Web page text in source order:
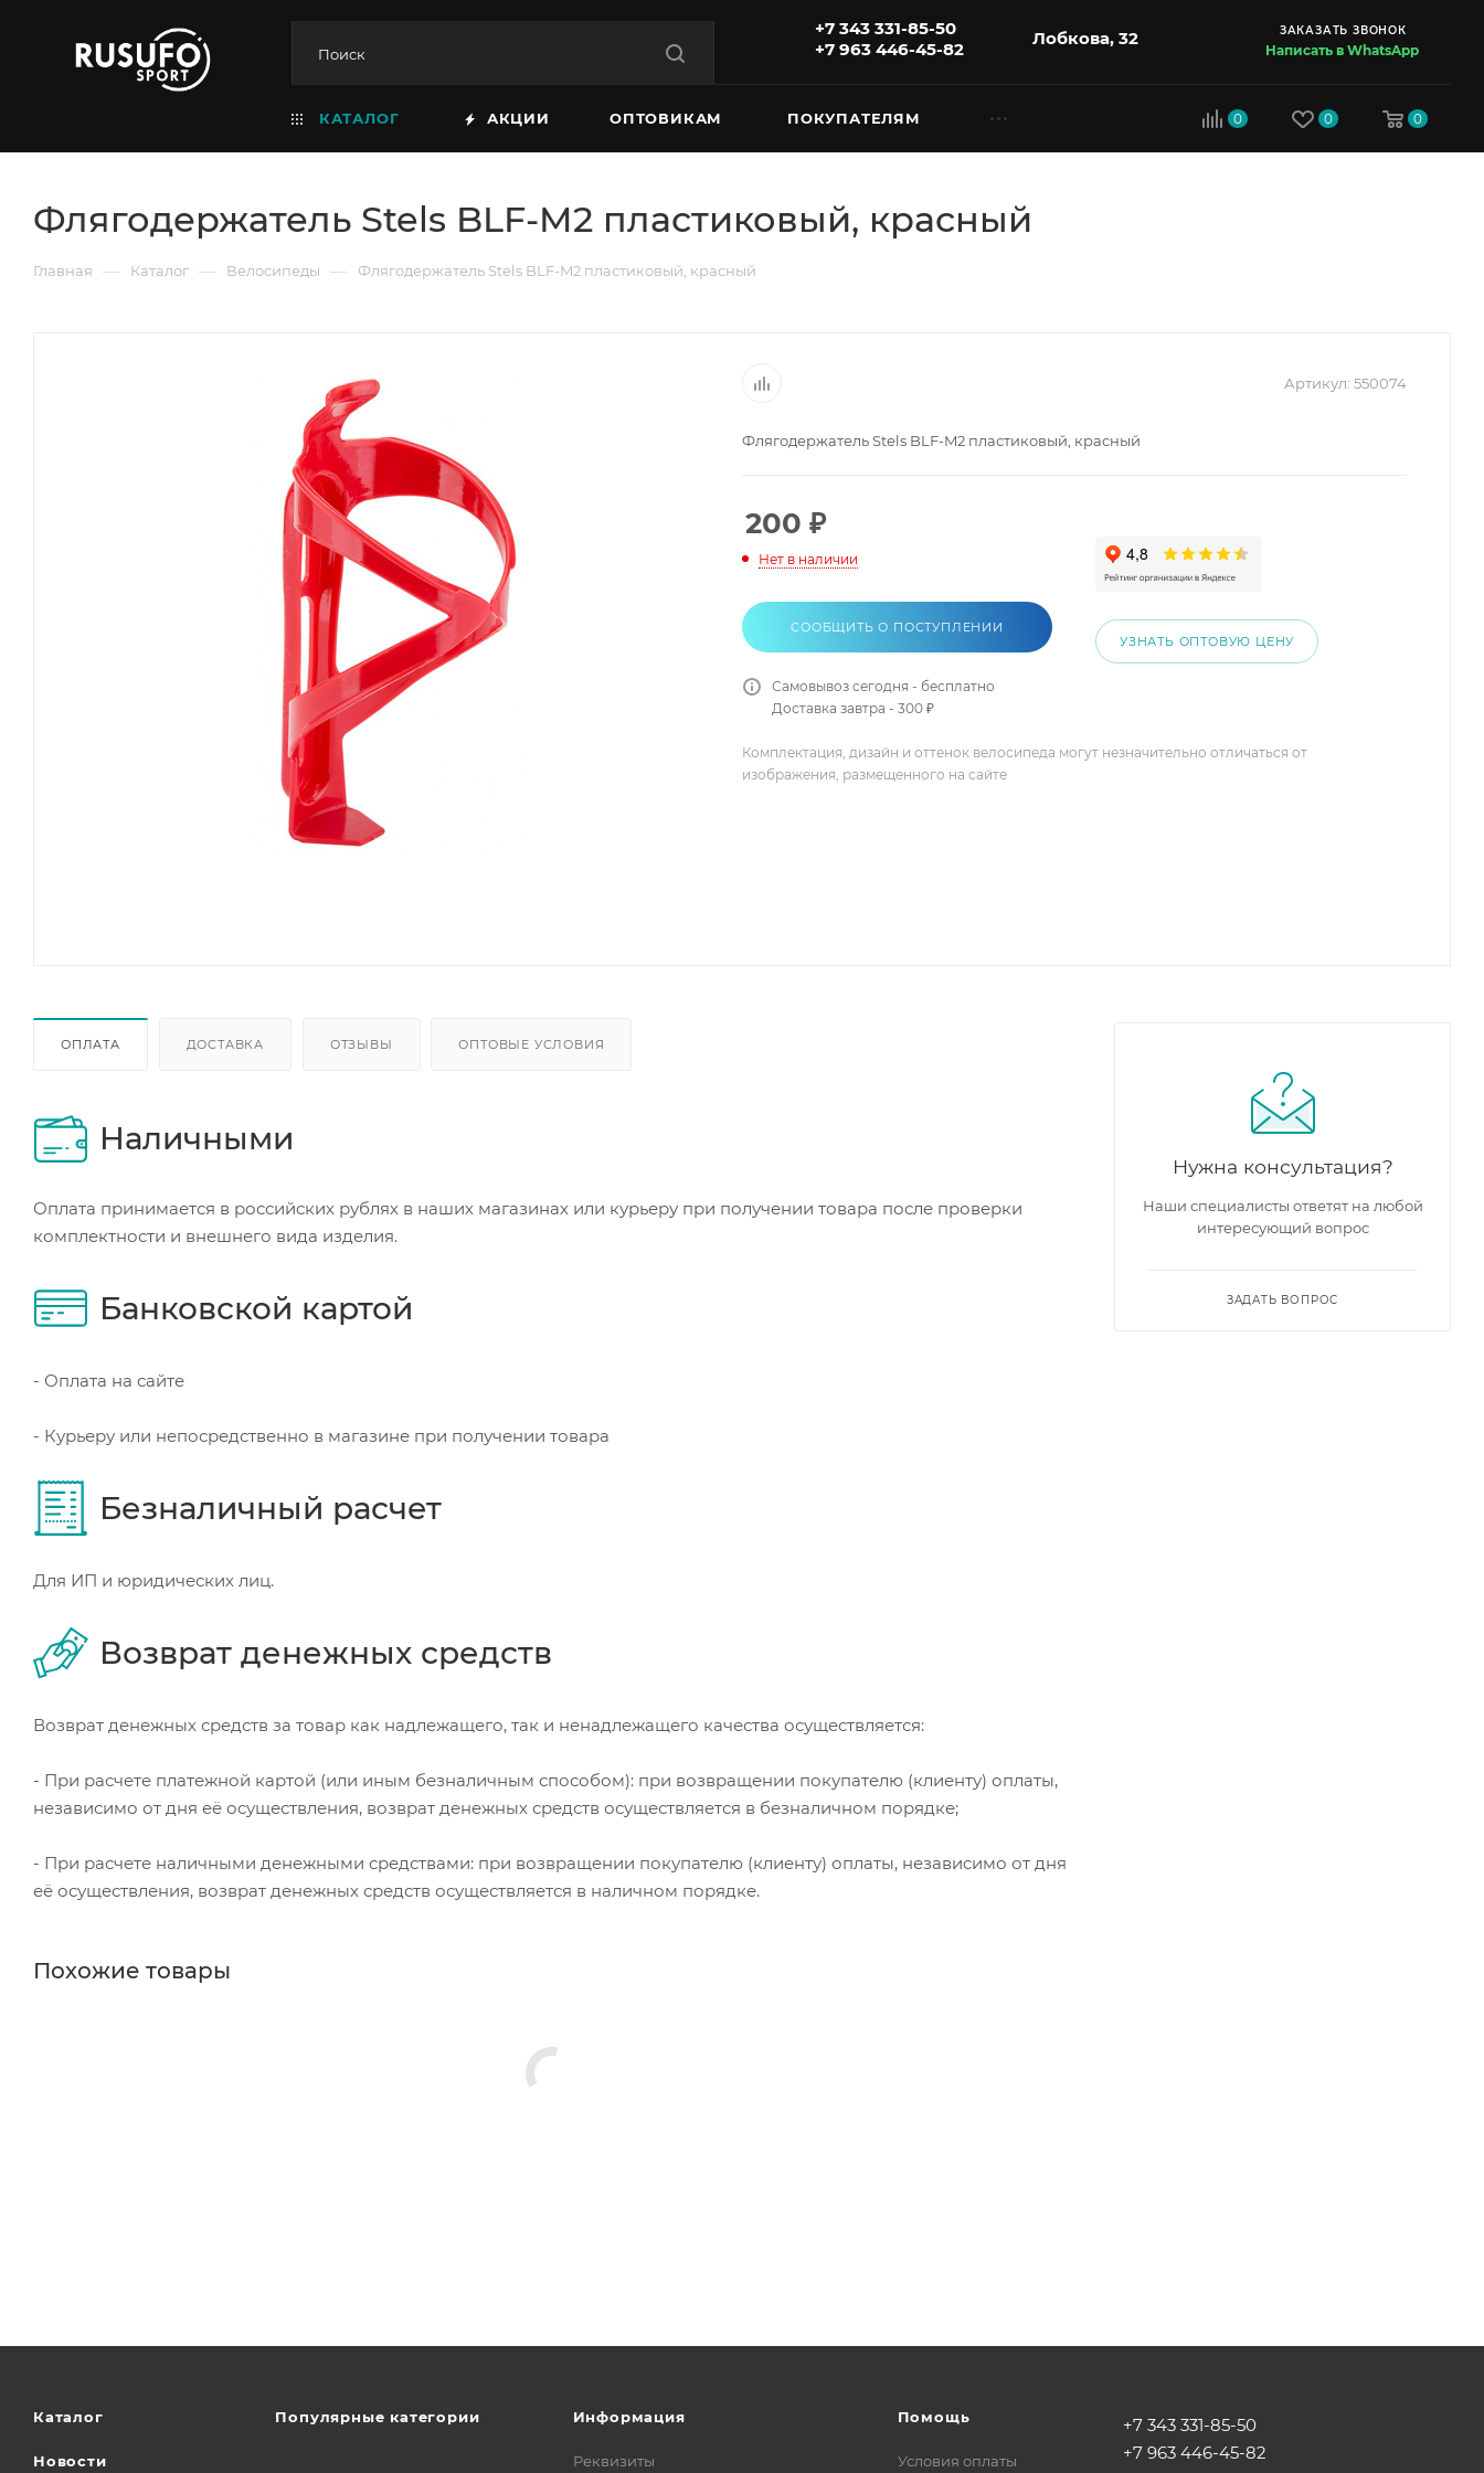
+7 343 331-85-50
+7 963 446-45-82
Лобкова, 32 ЗАКАЗАТЬ ЗВОНОК
Написать в WhatsApp
0 0 0
КАТАЛОГ АКЦИИ ОПТОВИКАМ ПОКУПАТЕЛЯМ
Флягодержатель Stels BLF-M2 пластиковый, красный
Главная — Каталог — Велосипеды — Флягодержатель Stels BLF-M2 пластиковый, красный
Артикул: 550074
Флягодержатель Stels BLF-M2 пластиковый, красный
200 ₽
Нет в наличии
СООБЩИТЬ О ПОСТУПЛЕНИИ
Самовывоз сегодня - бесплатно
Доставка завтра - 300 ₽
УЗНАТЬ ОПТОВУЮ ЦЕНУ
Комплектация, дизайн и оттенок велосипеда могут незначительно отличаться от
изображения, размещенного на сайте
ОПЛАТА ДОСТАВКА ОТЗЫВЫ ОПТОВЫЕ УСЛОВИЯ
Наличными
Оплата принимается в российских рублях в наших магазинах или курьеру при получении товара после проверки
комплектности и внешнего вида изделия.
Банковской картой
- Оплата на сайте
- Курьеру или непосредственно в магазине при получении товара
Безналичный расчет
Для ИП и юридических лиц.
Возврат денежных средств
Возврат денежных средств за товар как надлежащего, так и ненадлежащего качества осуществляется:
- При расчете платежной картой (или иным безналичным способом): при возвращении покупателю (клиенту) оплаты,
независимо от дня её осуществления, возврат денежных средств осуществляется в безналичном порядке;
- При расчете наличными денежными средствами: при возвращении покупателю (клиенту) оплаты, независимо от дня
её осуществления, возврат денежных средств осуществляется в наличном порядке.
Похожие товары
Нужна консультация?
Наши специалисты ответят на любой
интересующий вопрос
ЗАДАТЬ ВОПРОС
Каталог
Новости
Популярные категории Информация
Реквизиты
Помощь
Условия оплаты
+7 343 331-85-50
+7 963 446-45-82